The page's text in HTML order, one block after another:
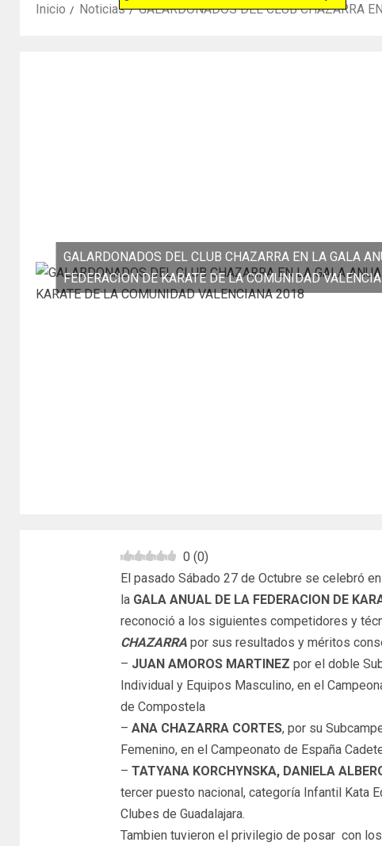
Inicio Noticias GALARDONADOS DEL CLUB CHAZARRA
GALARDONADOS DEL CLUB CHAZARRA EN LA GALA
FEDERACION DE KARATE DE LA COMUNIDAD
0 (0)
El pasado Sábado 27 de Octubre se celebró
la GALA ANUAL DE LA FEDERACION DE
reconoció a los siguientes competidores y
CHAZARRA por sus resultados y méritos
– JUAN AMOROS MARTINEZ por el doble
Individual y Equipos Masculino, en el
de Compostela
– ANA CHAZARRA CORTES, por su
Femenino, en el Campeonato de España
– TATYANA KORCHYNSKA, DANIELA
tercer puesto nacional, categoría Infantil Kata
Clubes de Guadalajara.
Tambien tuvieron el privilegio de posar con